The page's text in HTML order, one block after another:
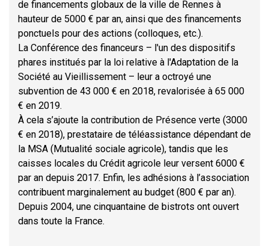
de financements globaux de la ville de Rennes à
hauteur de 5000 € par an, ainsi que des financements
ponctuels pour des actions (colloques, etc.).
La Conférence des financeurs – l'un des dispositifs
phares institués par la loi relative à l'Adaptation de la
Société au Vieillissement – leur a octroyé une
subvention de 43 000 € en 2018, revalorisée à 65 000
€ en 2019.
À cela s’ajoute la contribution de Présence verte (3000
€ en 2018), prestataire de téléassistance dépendant de
la MSA (Mutualité sociale agricole), tandis que les
caisses locales du Crédit agricole leur versent 6000 €
par an depuis 2017. Enfin, les adhésions à l’association
contribuent marginalement au budget (800 € par an).
Depuis 2004, une cinquantaine de bistrots ont ouvert
dans toute la France.